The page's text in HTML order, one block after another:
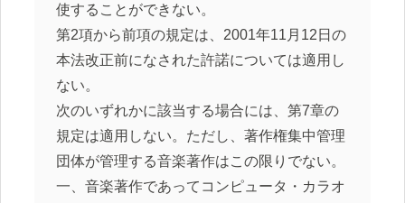
使することができない。
第2項から前項の規定は、2001年11月12日の
本法改正前になされた許諾については適用し
ない。
次のいずれかに該当する場合には、第7章の
規定は適用しない。ただし、著作権集中管理
団体が管理する音楽著作はこの限りでない。
一、音楽著作であってコンピュータ・カラオ